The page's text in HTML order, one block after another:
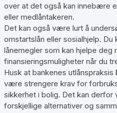
over at det også kan innebære
eller medlåntakeren.
Det kan også være lurt å
omstartslån eller sosialhjelp. Du
lånemegler som kan hjelpe deg
finansieringsmuligheter når du
Husk at bankenes
være strengere krav for
sikkerhet i bolig. Det kan derfor
forskjellige alternativer og